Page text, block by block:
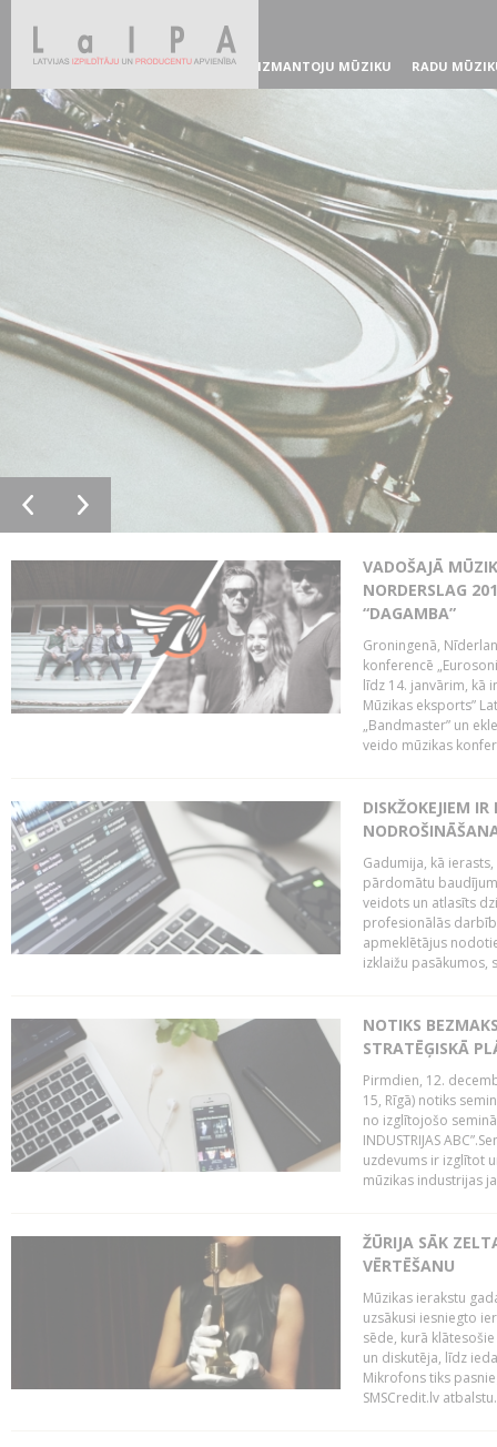
IZMANTOJU MŪZIKU RADU
VADOŠAJĀ
NORDERSLAG
“DAGAMBA”
Groningenā,
konferencē
līdz 14. janvārim, kā
Mūzikas eksports”
„Bandmaster” un
veido mūzikas
DISKŽOKEJIEM
Gadumija, kā
pārdomātu
veidots un atlasīts
profesionālās
apmeklētājus
izklaižu pasākumos,
NOTIKS
STRATĒĢISKĀ
Pirmdien, 12.
15, Rīgā) notiks
no izglītojošo
INDUSTRIJAS
uzdevums ir izglītot
mūzikas industrijas
ŽŪRIJA SĀK
VĒRTĒŠANU
Mūzikas ierakstu
uzsākusi iesniegto
sēde, kurā
un diskutēja, līdz
Mikrofons tiks
SMSCredit.lv